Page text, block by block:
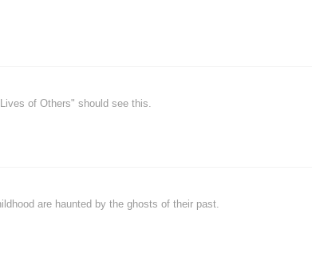
of Others" should see this.
are haunted by the ghosts of their past.